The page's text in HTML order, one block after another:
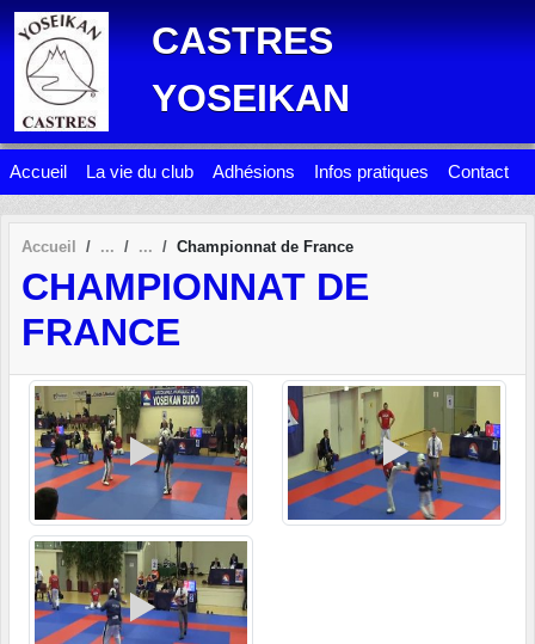
CASTRES
YOSEIKAN
Accueil La vie du club Adhésions Infos pratiques Contact
Accueil Championnat de France
CHAMPIONNAT DE
FRANCE
Panneau de gestion des cookies